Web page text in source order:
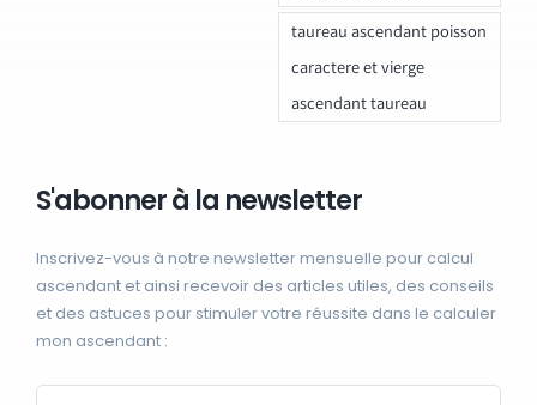
taureau ascendant poisson
caractere et vierge
ascendant taureau
S'abonner à la newsletter
Inscrivez-vous à notre newsletter mensuelle pour calcul
ascendant et ainsi recevoir des articles utiles, des conseils
et des astuces pour stimuler votre réussite dans le calculer
mon ascendant :